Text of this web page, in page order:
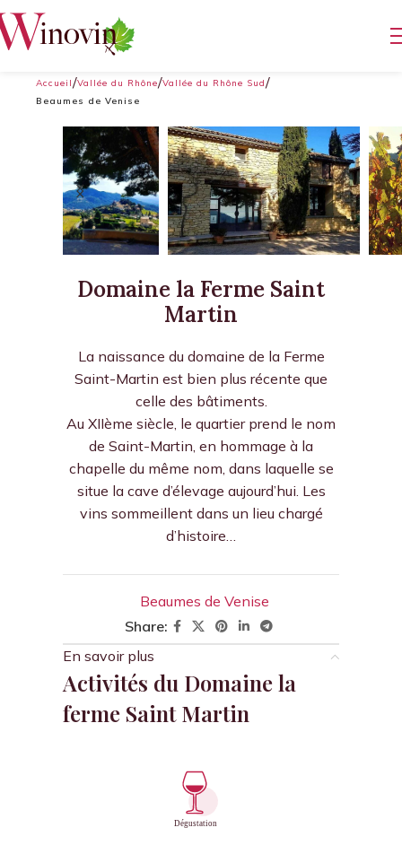
Accueil Vallée du Rhône Vallée du Rhône Sud
Beaumes de Venise
Domaine la Ferme Saint
Martin
La naissance du domaine de la Ferme
Saint-Martin est bien plus récente que
celle des bâtiments.
Au XIIème siècle, le quartier prend le nom
de Saint-Martin, en hommage à la
chapelle du même nom, dans laquelle se
situe la cave d’élevage aujourd’hui. Les
vins sommeillent dans un lieu chargé
d’histoire…
Beaumes de Venise
Share:
En savoir plus
Activités du Domaine la
ferme Saint Martin